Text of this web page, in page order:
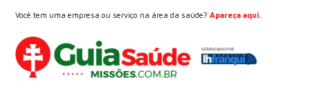
Você tem uma empresa ou serviço na área da saúde?Apareça aqui.